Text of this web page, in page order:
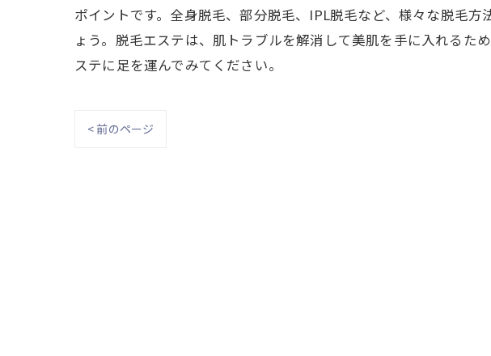
ポイントです。全身脱毛、部分脱毛、IPL脱毛など、様々な脱毛
ょう。脱毛エステは、肌トラブルを解消して美肌を手に入れるた
ステに足を運んでみてください。
< 前のページ